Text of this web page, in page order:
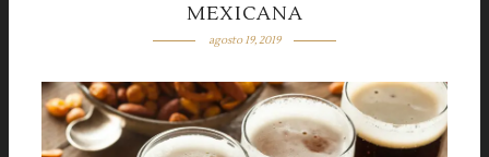
MEXICANA
agosto 19, 2019